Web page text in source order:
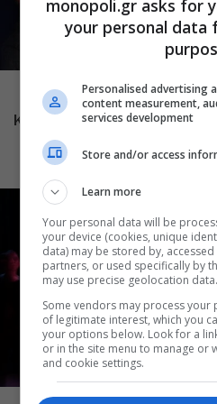
ΜΟΥΣΙΚΗ
Το Ροκ το
και Διονύσης
monopoli.gr asks for
your personal data
Personalised advertising
content measurement,
services development
Store and/or access
Learn more
Your personal data will be
your device (cookies, unique
data) may be stored by,
partners, or used specifically by
may use precise geolocation data.
Some vendors may process
of legitimate interest, which you
your options below. Look for a
or in the site menu to manage or
and cookie settings.